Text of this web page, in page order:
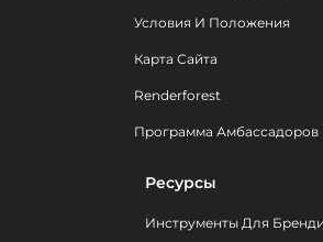
Условия И Положения
Карта Сайта
Renderforest
Программа Амбассадоров
Ресурсы
Инструменты Для